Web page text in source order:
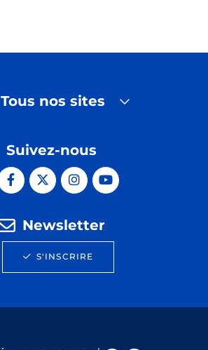
Tous nos sites
Suivez-nous
Newsletter
S'INSCRIRE